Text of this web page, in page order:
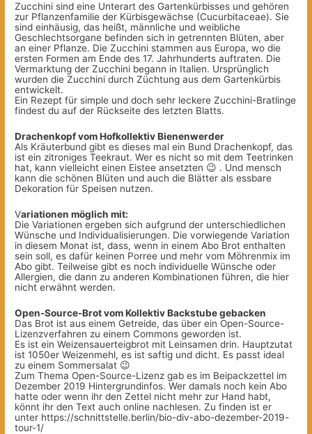
Zucchini sind eine Unterart des Gartenkürbisses und gehören
zur Pflanzenfamilie der Kürbisgewächse (Cucurbitaceae). Sie
sind einhäusig, das heißt, männliche und weibliche
Geschlechtsorgane befinden sich in getrennten Blüten, aber
an einer Pflanze. Die Zucchini stammen aus Europa, wo die
ersten Formen am Ende des 17. Jahrhunderts auftraten. Die
Vermarktung der Zucchini begann in Italien. Ursprünglich
wurden die Zucchini durch Züchtung aus dem Gartenkürbis
entwickelt.
Ein Rezept für simple und doch sehr leckere Zucchini-Bratlinge
findest du auf der Rückseite des letzten Blatts.
Drachenkopf vom Hofkollektiv Bienenwerder
Als Kräuterbund gibt es dieses mal ein Bund Drachenkopf, das
ist ein zitroniges Teekraut. Wer es nicht so mit dem Teetrinken
hat, kann vielleicht einen Eistee ansetzten 😉 . Und mensch
kann die schönen Blüten und auch die Blätter als essbare
Dekoration für Speisen nutzen.
Variationen möglich mit:
Die Variationen ergeben sich aufgrund der unterschiedlichen
Wünsche und Individualisierungen. Die vorwiegende Variation
in diesem Monat ist, dass, wenn in einem Abo Brot enthalten
sein soll, es dafür keinen Porree und mehr vom Möhrenmix im
Abo gibt. Teilweise gibt es noch individuelle Wünsche oder
Allergien, die dann zu anderen Kombinationen führen, die hier
nicht erwähnt werden.
Open-Source-Brot vom Kollektiv Backstube gebacken
Das Brot ist aus einem Getreide, das über ein Open-Source-
Lizenzverfahren zu einem Commons geworden ist.
Es ist ein Weizensauerteigbrot mit Leinsamen drin. Hauptzutat
ist 1050er Weizenmehl, es ist saftig und dicht. Es passt ideal
zu einem Sommersalat 😉
Zum Thema Open-Source-Lizenz gab es im Beipackzettel im
Dezember 2019 Hintergrundinfos. Wer damals noch kein Abo
hatte oder wenn ihr den Zettel nicht mehr zur Hand habt,
könnt ihr den Text auch online nachlesen. Zu finden ist er
unter https://schnittstelle.berlin/bio-div-abo-dezember-2019-
tour-1/